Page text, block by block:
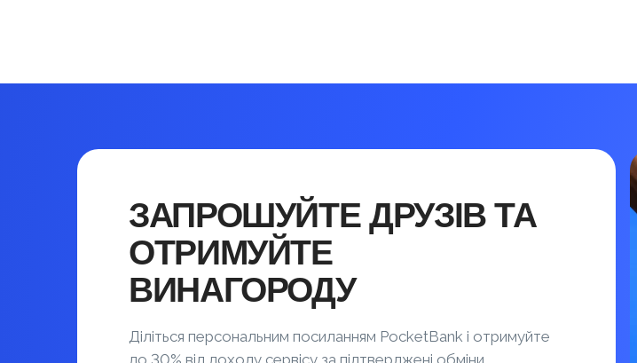
ЗАПРОШУЙТЕ ДРУЗІВ ТА
ОТРИМУЙТЕ
ВИНАГОРОДУ
Діліться персональним посиланням PocketBank і отримуйте